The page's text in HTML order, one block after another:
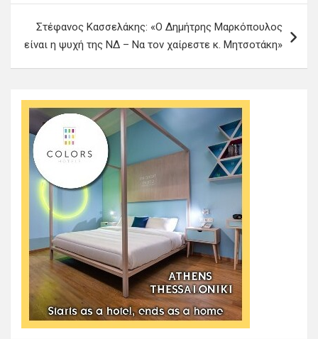
η
Στέφανος Κασσελάκης: «Ο Δημήτρης Μαρκόπουλος
είναι η ψυχή της ΝΔ – Να τον χαίρεστε κ. Μητσοτάκη»